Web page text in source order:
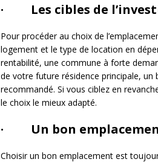
· Les cibles de
Pour procéder au choix de
logement et le type de location en
rentabilité, une commune à forte
de votre future résidence principale,
recommandé. Si vous ciblez en
le choix le mieux adapté.
· Un bon
Choisir un bon emplacement est